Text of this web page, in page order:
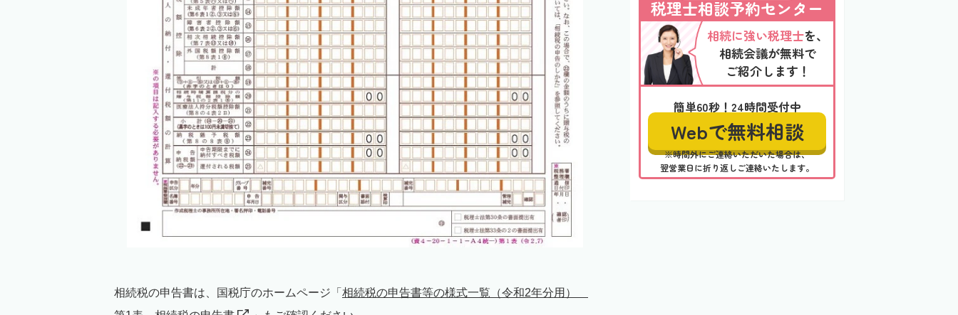
相続税の申告書は、国税庁のホームページ「 相続税の申告書等の様式一覧（令和2年分用）
税理士相談予約センター
相続に強い税理士を、
相続会議が無料で
ご紹介します！
簡単60秒！24時間受付中
Webで無料相談
※時間外にご連絡いただいた場合は、
翌営業日に折り返しご連絡いたします。